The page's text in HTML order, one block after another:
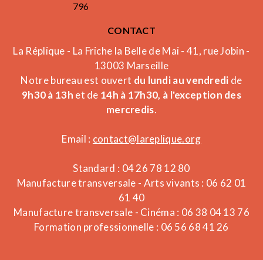
796
CONTACT
La Réplique - La Friche la Belle de Mai - 41, rue Jobin -
13003 Marseille
Notre bureau est ouvert du lundi au vendredi de
9h30 à 13h et de 14h à 17h30, à l'exception des
mercredis.
Email : contact@lareplique.org
Standard : 04 26 78 12 80
Manufacture transversale - Arts vivants : 06 62 01
61 40
Manufacture transversale - Cinéma : 06 38 04 13 76
Formation professionnelle : 06 56 68 41 26